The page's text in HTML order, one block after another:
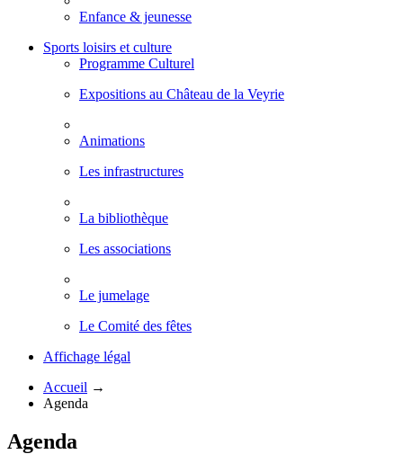
Enfance & jeunesse
Sports loisirs et culture
Programme Culturel
Expositions au Château de la Veyrie
Animations
Les infrastructures
La bibliothèque
Les associations
Le jumelage
Le Comité des fêtes
Affichage légal
Accueil →
Agenda
Agenda